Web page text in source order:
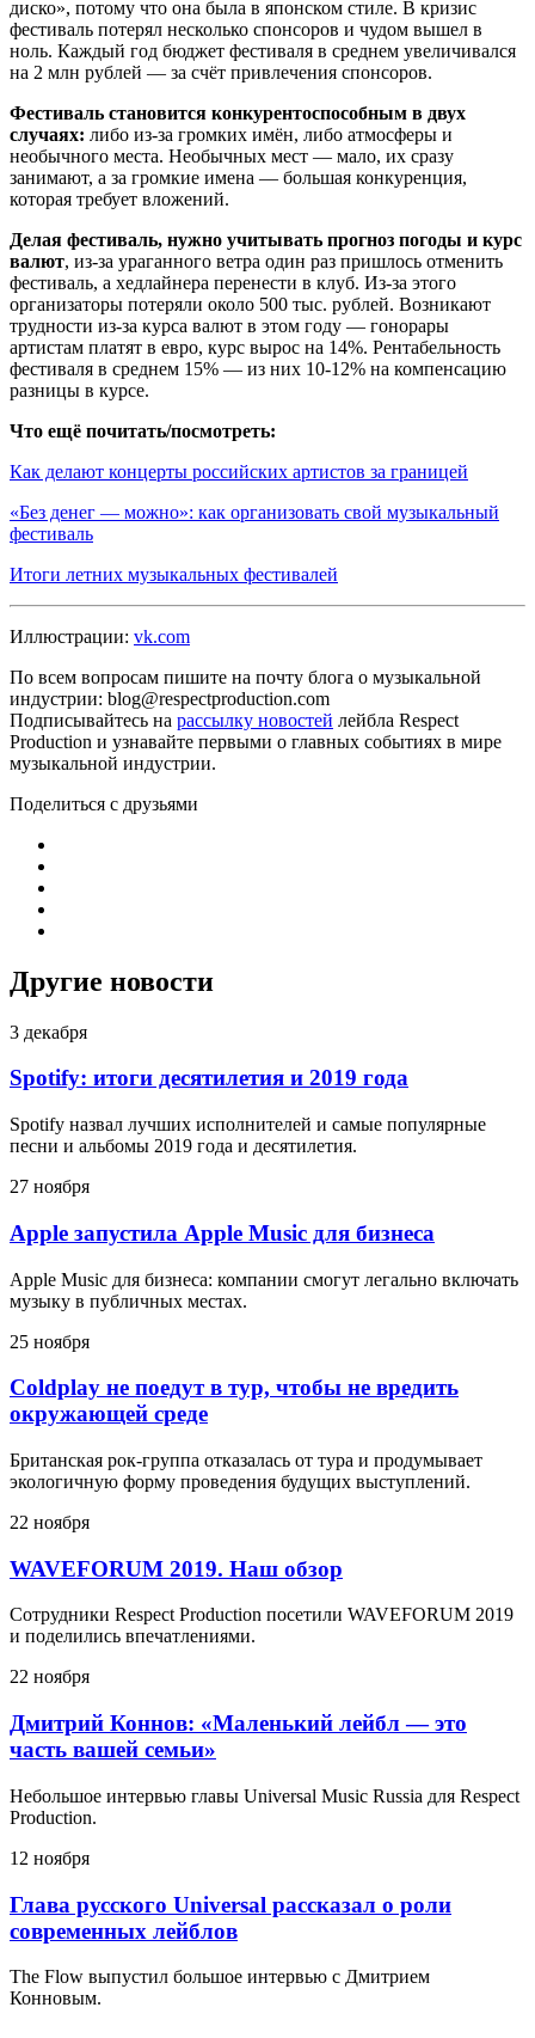
диско», потому что она была в японском стиле. В кризис
фестиваль потерял несколько спонсоров и чудом вышел в
ноль. Каждый год бюджет фестиваля в среднем увеличивался
на 2 млн рублей — за счёт привлечения спонсоров.
Фестиваль становится конкурентоспособным в двух
случаях: либо из-за громких имён, либо атмосферы и
необычного места. Необычных мест — мало, их сразу
занимают, а за громкие имена — большая конкуренция,
которая требует вложений.
Делая фестиваль, нужно учитывать прогноз погоды и курс
валют, из-за ураганного ветра один раз пришлось отменить
фестиваль, а хедлайнера перенести в клуб. Из-за этого
организаторы потеряли около 500 тыс. рублей. Возникают
трудности из-за курса валют в этом году — гонорары
артистам платят в евро, курс вырос на 14%. Рентабельность
фестиваля в среднем 15% — из них 10-12% на компенсацию
разницы в курсе.
Что ещё почитать/посмотреть:
Как делают концерты российских артистов за границей
«Без денег — можно»: как организовать свой музыкальный
фестиваль
Итоги летних музыкальных фестивалей
Иллюстрации: vk.com
По всем вопросам пишите на почту блога о музыкальной
индустрии: blog@respectproduction.com
Подписывайтесь на рассылку новостей лейбла Respect
Production и узнавайте первыми о главных событиях в мире
музыкальной индустрии.
Поделиться с друзьями
Другие новости
3 декабря
Spotify: итоги десятилетия и 2019 года
Spotify назвал лучших исполнителей и самые популярные
песни и альбомы 2019 года и десятилетия.
27 ноября
Apple запустила Apple Music для бизнеса
Apple Music для бизнеса: компании смогут легально включать
музыку в публичных местах.
25 ноября
Coldplay не поедут в тур, чтобы не вредить
окружающей среде
Британская рок-группа отказалась от тура и продумывает
экологичную форму проведения будущих выступлений.
22 ноября
WAVEFORUM 2019. Наш обзор
Сотрудники Respect Production посетили WAVEFORUM 2019
и поделились впечатлениями.
22 ноября
Дмитрий Коннов: «Маленький лейбл — это
часть вашей семьи»
Небольшое интервью главы Universal Music Russia для Respect
Production.
12 ноября
Глава русского Universal рассказал о роли
современных лейблов
The Flow выпустил большое интервью с Дмитрием
Конновым.